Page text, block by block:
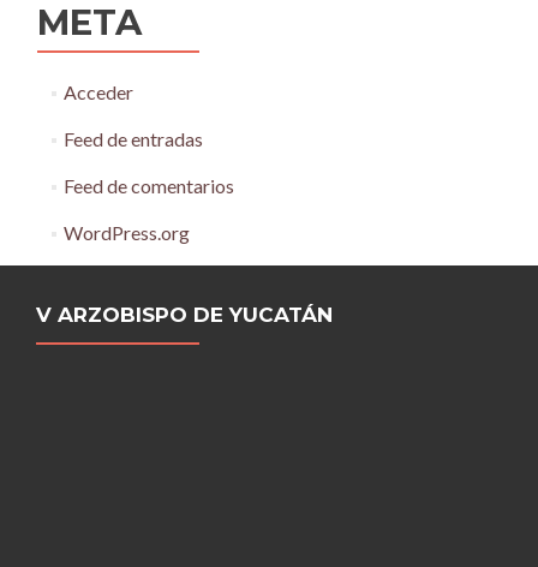
META
Acceder
Feed de entradas
Feed de comentarios
WordPress.org
V ARZOBISPO DE YUCATÁN